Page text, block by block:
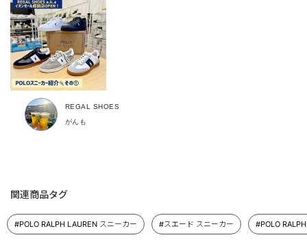
REGAL SHOES
がんも
関連商品タグ
#POLO RALPH LAUREN スニーカー #スエード スニーカー #POLO